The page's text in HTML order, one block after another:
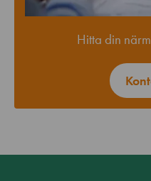
Hitta din